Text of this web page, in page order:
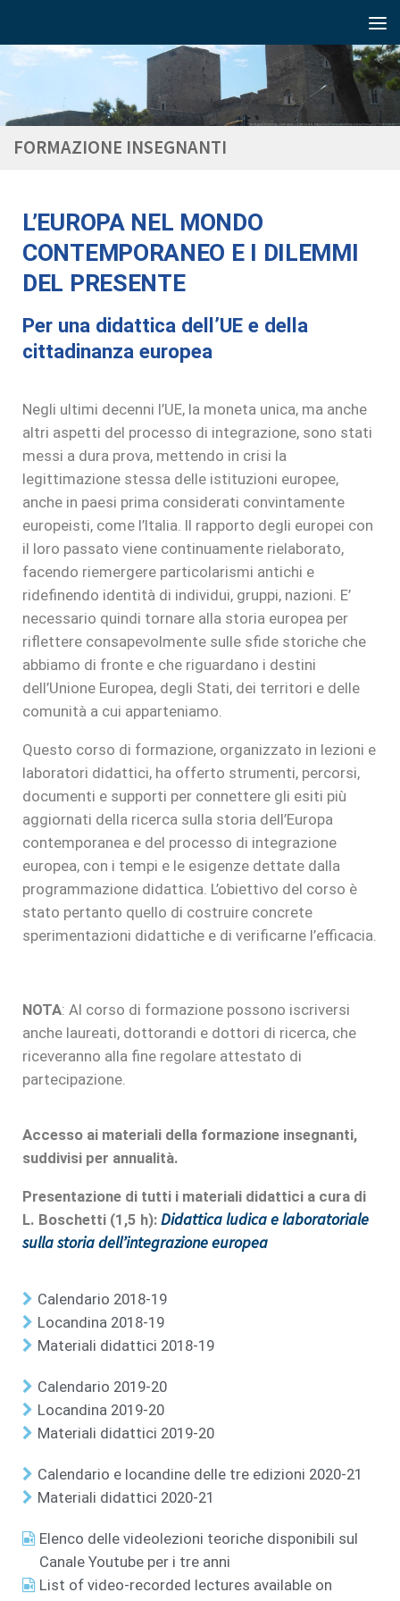
FORMAZIONE INSEGNANTI
L’EUROPA NEL MONDO
CONTEMPORANEO E I DILEMMI
DEL PRESENTE
Per una didattica dell’UE e della
cittadinanza europea
Negli ultimi decenni l’UE, la moneta unica, ma anche
altri aspetti del processo di integrazione, sono stati
messi a dura prova, mettendo in crisi la
legittimazione stessa delle istituzioni europee,
anche in paesi prima considerati convintamente
europeisti, come l’Italia. Il rapporto degli europei con
il loro passato viene continuamente rielaborato,
facendo riemergere particolarismi antichi e
ridefinendo identità di individui, gruppi, nazioni. E’
necessario quindi tornare alla storia europea per
riflettere consapevolmente sulle sfide storiche che
abbiamo di fronte e che riguardano i destini
dell’Unione Europea, degli Stati, dei territori e delle
comunità a cui apparteniamo.
Questo corso di formazione, organizzato in lezioni e
laboratori didattici, ha offerto strumenti, percorsi,
documenti e supporti per connettere gli esiti più
aggiornati della ricerca sulla storia dell’Europa
contemporanea e del processo di integrazione
europea, con i tempi e le esigenze dettate dalla
programmazione didattica. L’obiettivo del corso è
stato pertanto quello di costruire concrete
sperimentazioni didattiche e di verificarne l’efficacia.
NOTA: Al corso di formazione possono iscriversi
anche laureati, dottorandi e dottori di ricerca, che
riceveranno alla fine regolare attestato di
partecipazione.
Accesso ai materiali della formazione insegnanti,
suddivisi per annualità.
Presentazione di tutti i materiali didattici a cura di
L. Boschetti (1,5 h): Didattica ludica e laboratoriale
sulla storia dell’integrazione europea
Calendario 2018-19
Locandina 2018-19
Materiali didattici 2018-19
Calendario 2019-20
Locandina 2019-20
Materiali didattici 2019-20
Calendario e locandine delle tre edizioni 2020-21
Materiali didattici 2020-21
Elenco delle videolezioni teoriche disponibili sul
Canale Youtube per i tre anni
List of video-recorded lectures available on